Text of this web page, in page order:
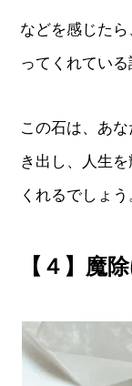
などを感じた
ってくれている
この石は、あ
き出し、人生
くれるでしょう
【４】魔